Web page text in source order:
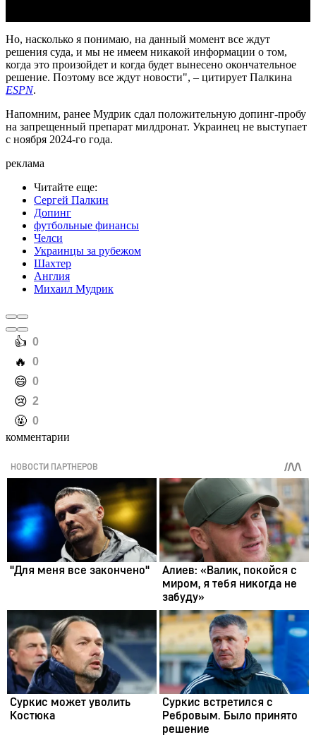
Но, насколько я понимаю, на данный момент все ждут
решения суда, и мы не имеем никакой информации о том,
когда это произойдет и когда будет вынесено окончательное
решение. Поэтому все ждут новости", – цитирует Палкина
ESPN.
Напомним, ранее Мудрик сдал положительную допинг-пробу
на запрещенный препарат милдронат. Украинец не выступает
с ноября 2024-го года.
реклама
Читайте еще:
Сергей Палкин
Допинг
футбольные финансы
Челси
Украинцы за рубежом
Шахтер
Англия
Михаил Мудрик
️👍 0
️🔥 0
️😄 0
️😢 2
️🤬 0
комментарии